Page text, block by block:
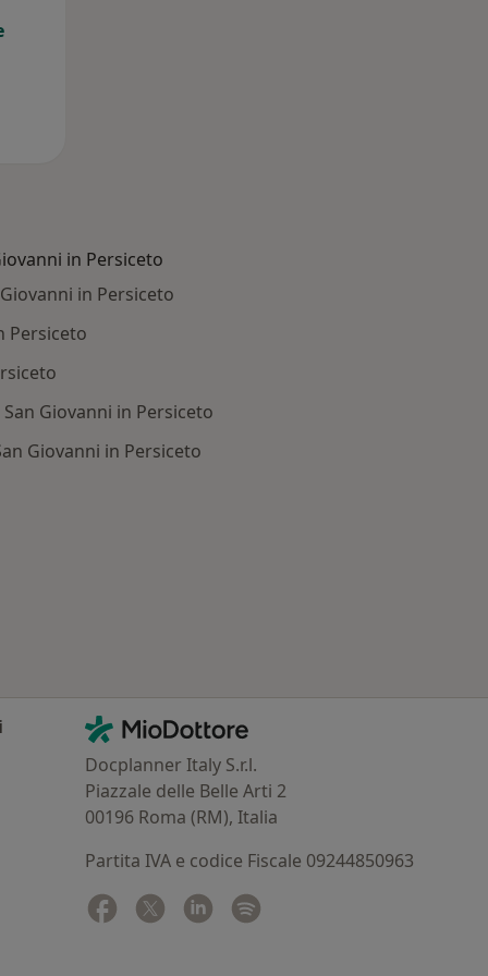
in Persiceto
in Persiceto
Persiceto
Giovanni in Persiceto
Giovanni in Persiceto
Contatti
MioDottore - Homepage
Docplanner Italy S.r.l.
Piazzale delle Belle Arti 2
00196 Roma (RM), Italia
Partita IVA e codice Fiscale 09244850963
Facebook
si apre in una nuova scheda
Twitter
si apre in una nuova scheda
Linkedin
si apre in una nuova scheda